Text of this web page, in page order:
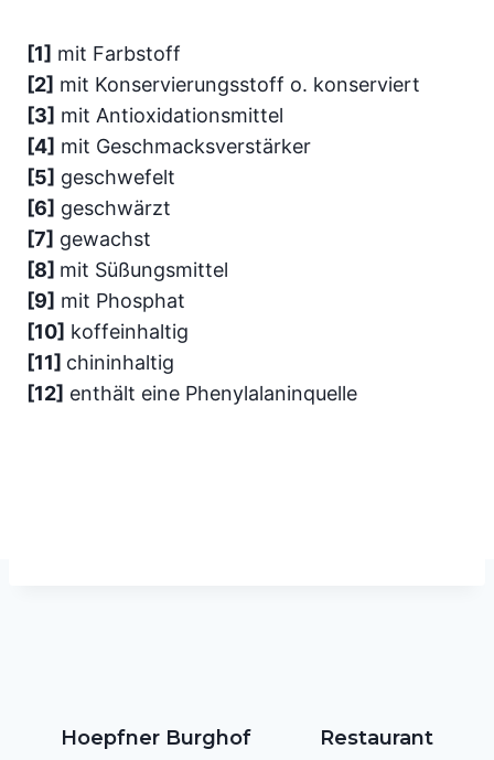
[1] mit Farbstoff
[2] mit Konservierungsstoff o. konserviert
[3] mit Antioxidationsmittel
[4] mit Geschmacksverstärker
[5] geschwefelt
[6] geschwärzt
[7] gewachst
[8] mit Süßungsmittel
[9] mit Phosphat
[10] koffeinhaltig
[11] chininhaltig
[12] enthält eine Phenylalaninquelle
Hoepfner Burghof Restaurant